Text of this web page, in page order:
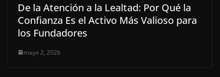
De la Atención a la Lealtad: Por Qué la
Confianza Es el Activo Más Valioso para
los Fundadores
mayo 2, 2026